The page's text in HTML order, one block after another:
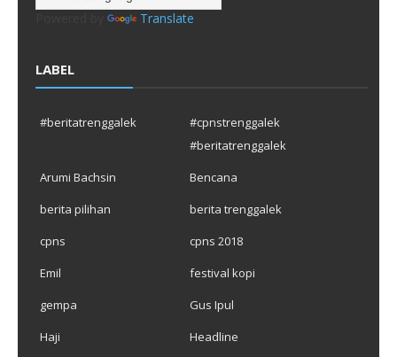
Translate
LABEL
#beritatrenggalek
#cpnstrenggalek
#beritatrenggalek
Arumi Bachsin
Bencana
berita pilihan
berita trenggalek
cpns
cpns 2018
Emil
festival kopi
gempa
Gus Ipul
Haji
Headline